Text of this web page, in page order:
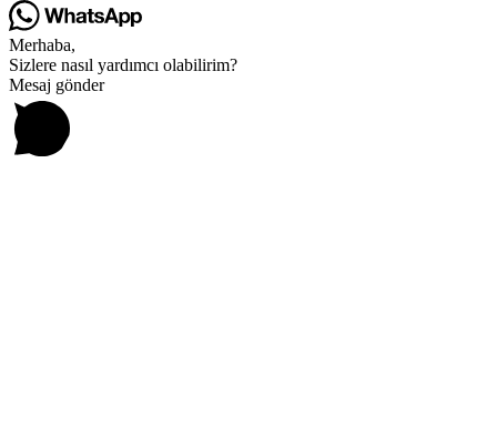
Merhaba,
Sizlere nasıl yardımcı olabilirim?
Mesaj gönder